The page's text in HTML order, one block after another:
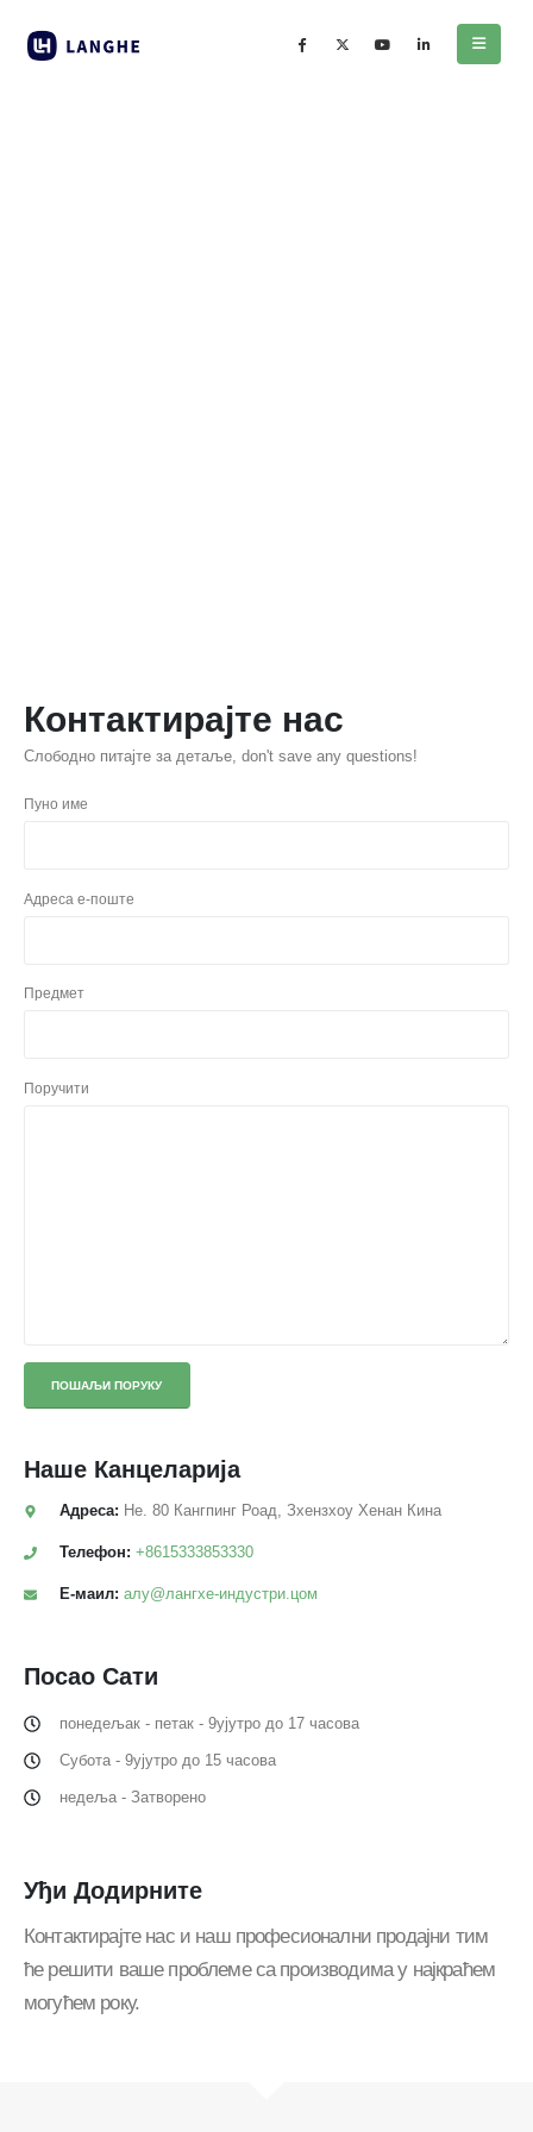
Контактирајте нас
Слободно питајте за детаље, don't save any questions!
Пуно име
Адреса е-поште
Предмет
Поручити
Наше Канцеларија
Адреса: Не. 80 Кангпинг Роад, Зхензхоу Хенан Кина
Телефон: +8615333853330
Е-маил: алу@лангхе-индустри.цом
Посао Сати
понедељак - петак - 9ујутро до 17 часова
Субота - 9ујутро до 15 часова
недеља - Затворено
Уђи Додирните
Контактирајте нас и наш професионални продајни тим
ће решити ваше проблеме са производима у најкраћем
могућем року.